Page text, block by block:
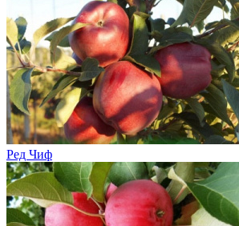
Ред Чиф